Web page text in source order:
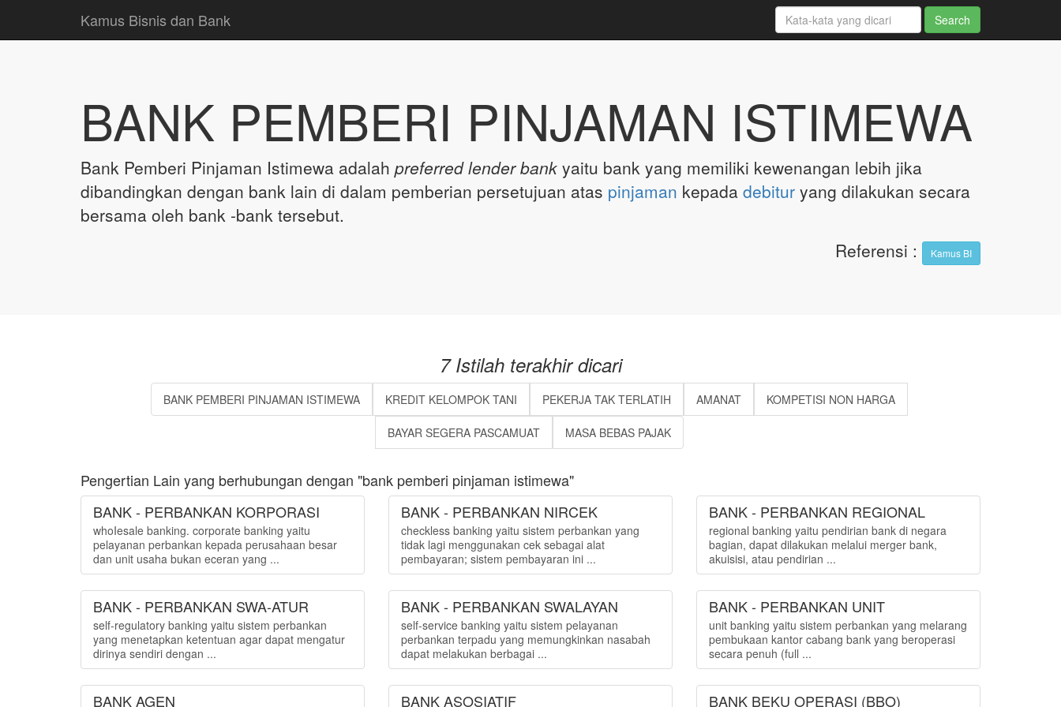
Kamus Bisnis dan Bank
BANK PEMBERI PINJAMAN ISTIMEWA
Bank Pemberi Pinjaman Istimewa adalah preferred lender bank yaitu bank yang memiliki kewenangan lebih jika
dibandingkan dengan bank lain di dalam pemberian persetujuan atas pinjaman kepada debitur yang dilakukan secara
bersama oleh bank -bank tersebut.
Referensi : Kamus BI
7 Istilah terakhir dicari
BANK PEMBERI PINJAMAN ISTIMEWA KREDIT KELOMPOK TANI PEKERJA TAK TERLATIH AMANAT KOMPETISI NON HARGA
BAYAR SEGERA PASCAMUAT MASA BEBAS PAJAK
Pengertian Lain yang berhubungan dengan "bank pemberi pinjaman istimewa"
BANK - PERBANKAN KORPORASI
whoIesale banking. corporate banking yaitu
pelayanan perbankan kepada perusahaan besar
dan unit usaha bukan eceran yang ...
BANK - PERBANKAN NIRCEK
checkless banking yaitu sistem perbankan yang
tidak lagi menggunakan cek sebagai alat
pembayaran; sistem pembayaran ini ...
BANK - PERBANKAN REGIONAL
regional banking yaitu pendirian bank di negara
bagian, dapat dilakukan melalui merger bank,
akuisisi, atau pendirian ...
BANK - PERBANKAN SWA-ATUR
self-regulatory banking yaitu sistem perbankan
yang menetapkan ketentuan agar dapat mengatur
dirinya sendiri dengan ...
BANK - PERBANKAN SWALAYAN
self-service banking yaitu sistem pelayanan
perbankan terpadu yang memungkinkan nasabah
dapat melakukan berbagai ...
BANK - PERBANKAN UNIT
unit banking yaitu sistem perbankan yang melarang
pembukaan kantor cabang bank yang beroperasi
secara penuh (full ...
BANK AGEN BANK ASOSIATIF BANK BEKU OPERASI (BBO)